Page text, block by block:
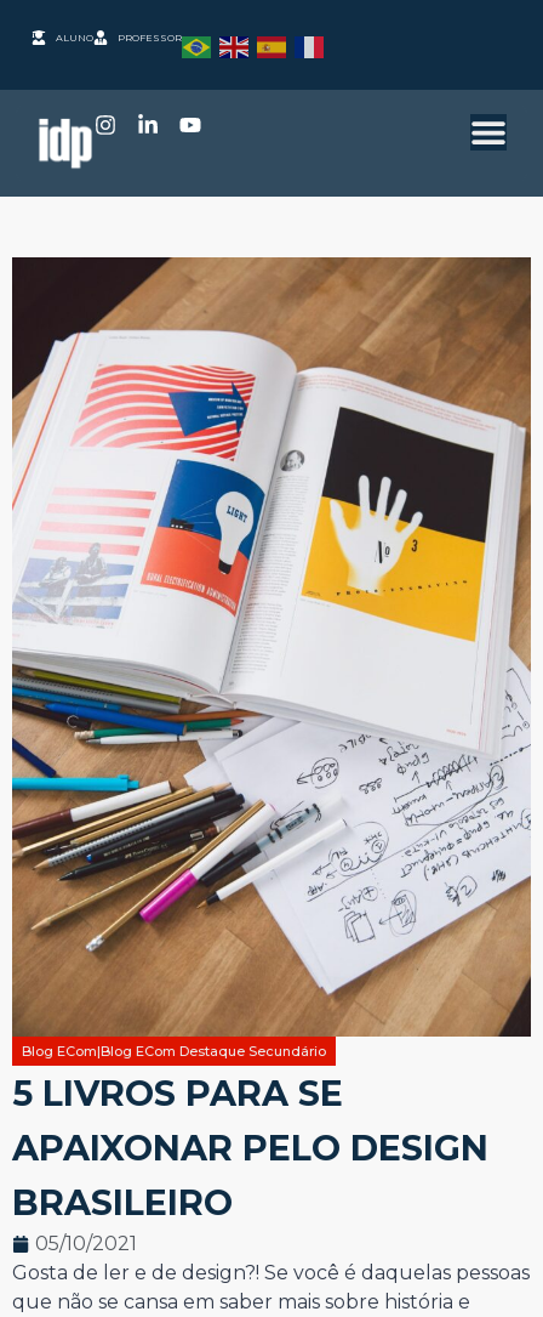
ALUNO PROFESSOR
Blog ECom|Blog ECom Destaque Secundário
5 LIVROS PARA SE
APAIXONAR PELO DESIGN
BRASILEIRO
05/10/2021
Gosta de ler e de design?! Se você é daquelas pessoas
que não se cansa em saber mais sobre história e